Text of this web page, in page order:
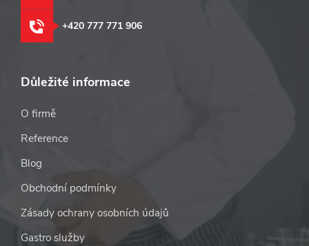
+420 777 771 906
Důležité informace
O firmě
Reference
Blog
Obchodní podmínky
Zásady ochrany osobních údajů
Gastro služby